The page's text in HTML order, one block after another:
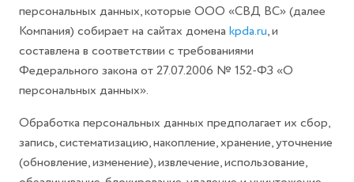
персональных данных, которые ООО «СВД ВС» (далее
Компания) собирает на сайтах домена kpda.ru, и
составлена в соответствии с требованиями
Федерального закона от 27.07.2006 № 152-ФЗ «О
персональных данных».
Обработка персональных данных предполагает их сбор,
запись, систематизацию, накопление, хранение, уточнение
(обновление, изменение), извлечение, использование,